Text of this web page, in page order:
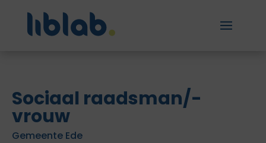
Sociaal raadsman/-
vrouw
Gemeente Ede